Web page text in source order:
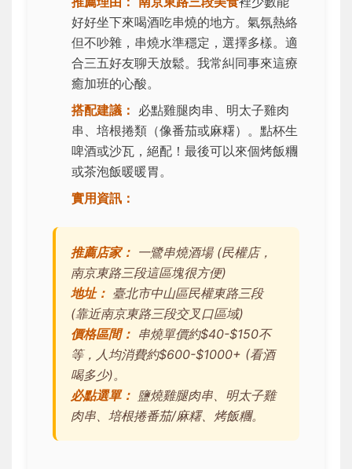
好好坐下來喝酒吃串燒的地方。氣氛熱絡
但不吵雜，串燒水準穩定，選擇多樣。適
合三五好友聊天放鬆。我常糾同事來這療
癒加班的心酸。
搭配建議： 必點雞腿肉串、明太子雞肉
串、培根捲類（像番茄或麻糬）。點杯生
啤酒或沙瓦，絕配！最後可以來個烤飯糰
或茶泡飯暖暖胃。
實用資訊：
推薦店家： 一鷺串燒酒場 (民權店，
南京東路三段這區塊很方便)
地址： 臺北市中山區民權東路三段
(靠近南京東路三段交叉口區域)
價格區間： 串燒單價約$40-$150不
等，人均消費約$600-$1000+ (看酒
喝多少)。
必點選單： 鹽燒雞腿肉串、明太子雞
肉串、培根捲番茄/麻糬、烤飯糰。